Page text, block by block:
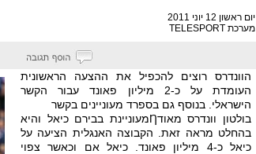
יום ראשון 12 יוני 2011
מערכת TELESPORT
הוונדרס רוצים להכפיל את ההצעה הראשונית
העומדת על כ-2 מיליון פאונד עבור הקשר
הישראלי. בנוסף גם בספרד מעוניינים בקשר
בולטון וונדרס מאודȠמעוניינת בבירם כיאל והיא
בהחלט מראה זאת. הקבוצה האנגלית הציעה על
כיאל כ-4 מיליון פאונד. כיאל אם וכאשר צפוי